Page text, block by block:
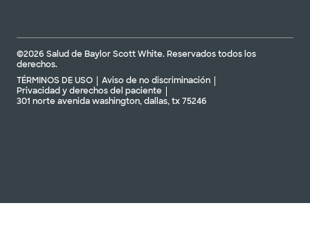
©2026 Salud de Baylor Scott White. Reservados todos los
derechos.
TÉRMINOS DE USO
Aviso de no discriminación
Privacidad y derechos del paciente
301 norte avenida washington, dallas, tx 75246